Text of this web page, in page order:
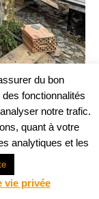
du bon
fonctionnalités
notre trafic.
quant à votre
analytiques et les
vie privée